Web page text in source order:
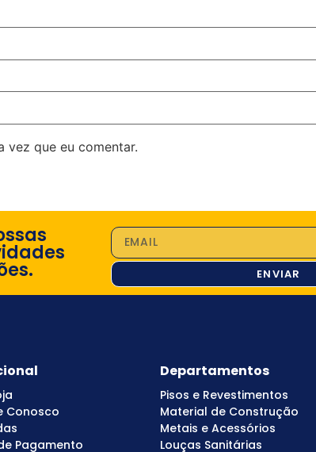
vez que eu comentar.
ENVIAR
Conosco
Pagamento
Departamentos
Pisos e Revestimentos
Material de Construção
Metais e Acessórios
Louças Sanitárias